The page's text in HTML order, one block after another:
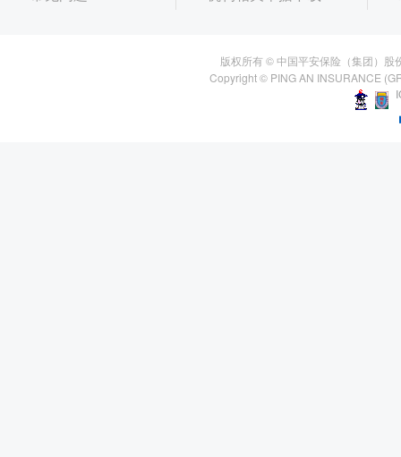
版权所有 © 中国平安保险（集团）股
Copyright © PING AN INSURANCE